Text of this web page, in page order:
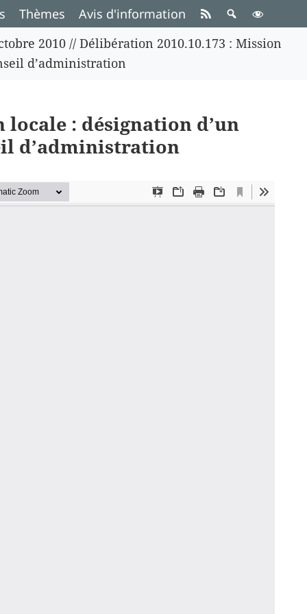
Thèmes
Avis d'information
2010 //Délibération 2010.10.173 : Mission
d’administration
locale : désignation d’un
d’administration